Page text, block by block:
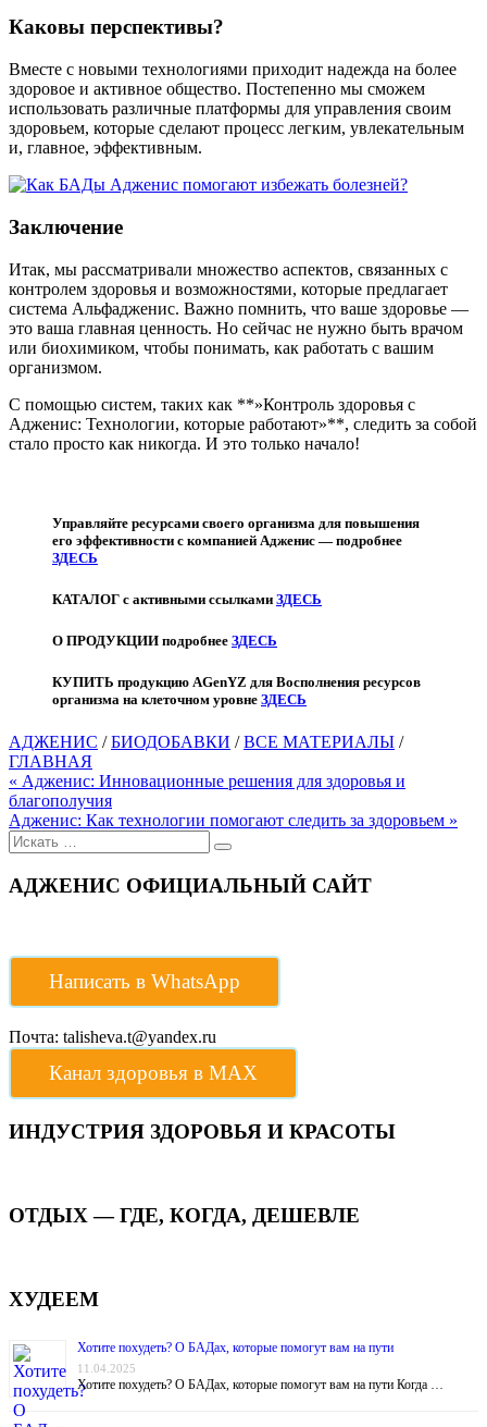
Каковы перспективы?
Вместе с новыми технологиями приходит надежда на более
здоровое и активное общество. Постепенно мы сможем
использовать различные платформы для управления своим
здоровьем, которые сделают процесс легким, увлекательным
и, главное, эффективным.
Заключение
Итак, мы рассматривали множество аспектов, связанных с
контролем здоровья и возможностями, которые предлагает
система Альфадженис. Важно помнить, что ваше здоровье —
это ваша главная ценность. Но сейчас не нужно быть врачом
или биохимиком, чтобы понимать, как работать с вашим
организмом.
С помощью систем, таких как **»Контроль здоровья с
Адженис: Технологии, которые работают»**, следить за собой
стало просто как никогда. И это только начало!
Управляйте ресурсами своего организма для повышения
его эффективности с компанией Адженис — подробнее
ЗДЕСЬ
КАТАЛОГ с активными ссылками ЗДЕСЬ
О ПРОДУКЦИИ подробнее ЗДЕСЬ
КУПИТЬ продукцию AGenYZ для Восполнения ресурсов
организма на клеточном уровне ЗДЕСЬ
АДЖЕНИС /БИОДОБАВКИ /ВСЕ МАТЕРИАЛЫ /
ГЛАВНАЯ
Навигация
по
записям
« Адженис: Инновационные решения для здоровья и
благополучия
Адженис: Как технологии помогают следить за здоровьем »
Поиск
для:
АДЖЕНИС ОФИЦИАЛЬНЫЙ САЙТ
Написать в WhatsApp
Почта: talisheva.t@yandex.ru
Канал здоровья в МАХ
ИНДУСТРИЯ ЗДОРОВЬЯ И КРАСОТЫ
ОТДЫХ — ГДЕ, КОГДА, ДЕШЕВЛЕ
ХУДЕЕМ
Хотите похудеть? О БАДах, которые помогут вам на пути
11.04.2025
Хотите похудеть? О БАДах, которые помогут вам на пути Когда …